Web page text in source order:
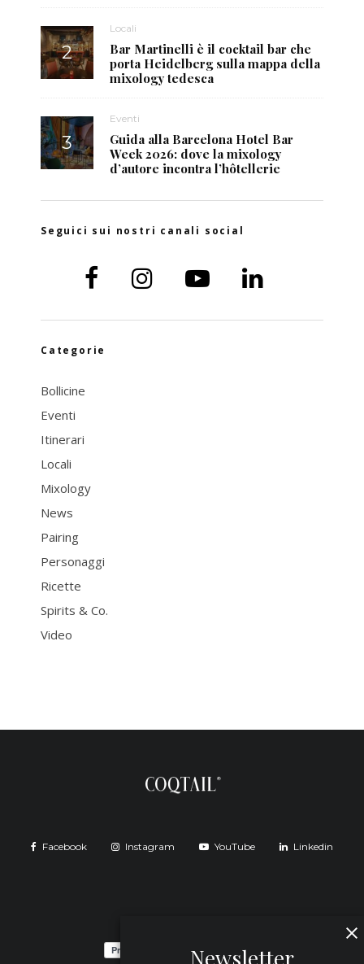
Locali
Bar Martinelli è il cocktail bar che
porta Heidelberg sulla mappa della
mixology tedesca
Eventi
Guida alla Barcelona Hotel Bar
Week 2026: dove la mixology
d’autore incontra l’hôtellerie
Seguici sui nostri canali social
Categorie
Bollicine
Eventi
Itinerari
Locali
Mixology
News
Pairing
Personaggi
Ricette
Spirits & Co.
Video
Facebook Instagram YouTube Linkedin
Newsletter